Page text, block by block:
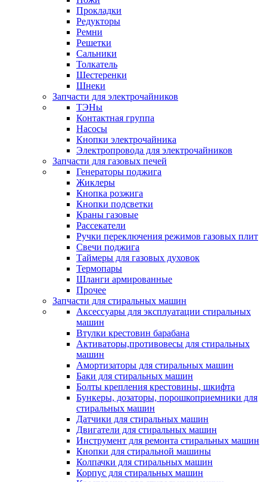
Прокладки
Редукторы
Ремни
Решетки
Сальники
Толкатель
Шестеренки
Шнеки
Запчасти для электрочайников
ТЭНы
Контактная группа
Насосы
Кнопки электрочайника
Электропровода для электрочайников
Запчасти для газовых печей
Генераторы поджига
Жиклеры
Кнопка розжига
Кнопки подсветки
Краны газовые
Рассекатели
Ручки переключения режимов газовых плит
Свечи поджига
Таймеры для газовых духовок
Термопары
Шланги армированные
Прочее
Запчасти для стиральных машин
Аксессуары для эксплуатации стиральных
машин
Втулки крестовин барабана
Активаторы,противовесы для стиральных
машин
Амортизаторы для стиральных машин
Баки для стиральных машин
Болты крепления крестовины, шкифта
Бункеры, дозаторы, порошкоприемники для
стиральных машин
Датчики для стиральных машин
Двигатели для стиральных машин
Инструмент для ремонта стиральных машин
Кнопки для стиральной машины
Колпачки для стиральных машин
Корпус для стиральных машин